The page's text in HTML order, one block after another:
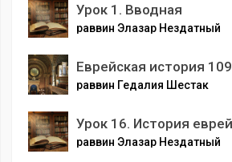
Урок 1. Вводная
раввин Элазар Нездатный
Еврейская история 109
раввин Гедалия Шестак
раввин Элазар Нездатный